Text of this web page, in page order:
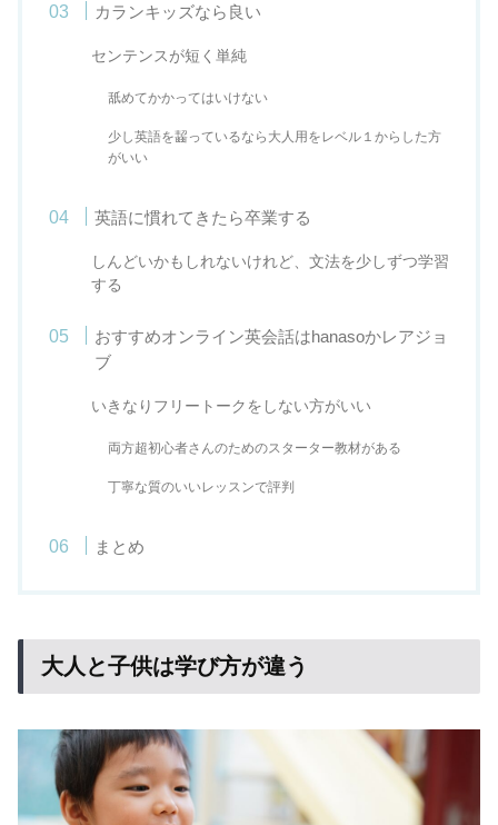
カランキッズなら良い
センテンスが短く単純
舐めてかかってはいけない
少し英語を齧っているなら大人用をレベル１からした方
がいい
英語に慣れてきたら卒業する
しんどいかもしれないけれど、文法を少しずつ学習
する
おすすめオンライン英会話はhanasoかレアジョ
ブ
いきなりフリートークをしない方がいい
両方超初心者さんのためのスターター教材がある
丁寧な質のいいレッスンで評判
まとめ
大人と子供は学び方が違う